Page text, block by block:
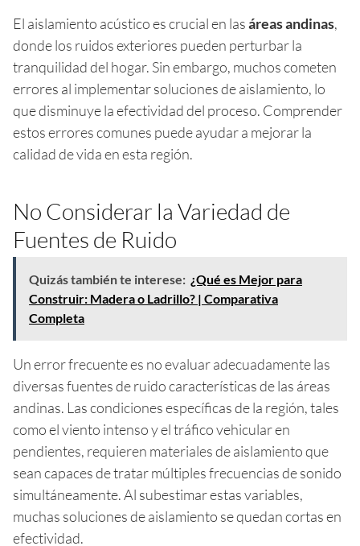
El aislamiento acústico es crucial en lasáreas andinas,
donde los ruidos exteriores pueden perturbar la
tranquilidad del hogar. Sin embargo, muchos cometen
errores al implementar soluciones de aislamiento, lo
que disminuye la efectividad del proceso. Comprender
estos errores comunes puede ayudar a mejorar la
calidad de vida en esta región.
No Considerar la Variedad de
Fuentes de Ruido
Quizás también te interese: ¿Qué es Mejor para
Construir: Madera o Ladrillo? | Comparativa
Completa
Un error frecuente es no evaluar adecuadamente las
diversas fuentes de ruido características de las áreas
andinas. Las condiciones específicas de la región, tales
como el viento intenso y el tráfico vehicular en
pendientes, requieren materiales de aislamiento que
sean capaces de tratar múltiples frecuencias de sonido
simultáneamente. Al subestimar estas variables,
muchas soluciones de aislamiento se quedan cortas en
efectividad.